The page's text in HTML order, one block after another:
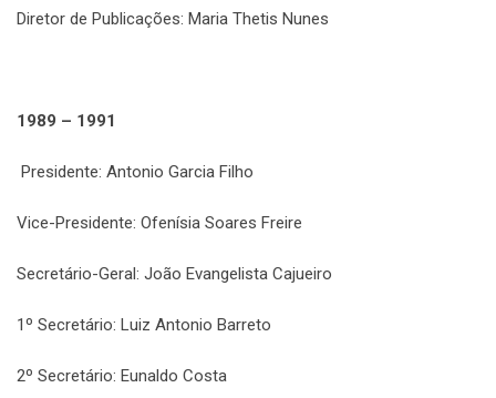
Diretor de Publicações: Maria Thetis Nunes
1989 – 1991
Presidente: Antonio Garcia Filho
Vice-Presidente: Ofenísia Soares Freire
Secretário-Geral: João Evangelista Cajueiro
1º Secretário: Luiz Antonio Barreto
2º Secretário: Eunaldo Costa